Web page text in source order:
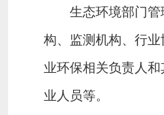
生态环境部门
构、监测机构、行
业环保相关负责人
业人员等。